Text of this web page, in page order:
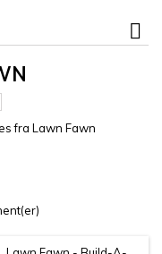
fra Lawn Fawn